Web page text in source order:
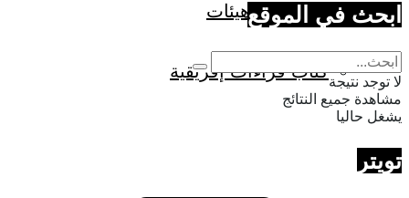
منظمات وهيئات
كتاب قراءات إفريقية
ابحث في الموقع
لا توجد نتيجة
مشاهدة جميع النتائج
يشغل حاليا
تويتر